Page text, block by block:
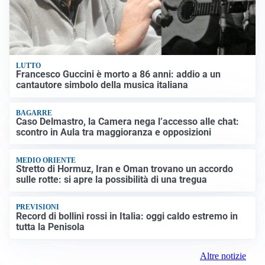
LUTTO
Francesco Guccini è morto a 86 anni: addio a un
cantautore simbolo della musica italiana
BAGARRE
Caso Delmastro, la Camera nega l’accesso alle chat:
scontro in Aula tra maggioranza e opposizioni
MEDIO ORIENTE
Stretto di Hormuz, Iran e Oman trovano un accordo
sulle rotte: si apre la possibilità di una tregua
PREVISIONI
Record di bollini rossi in Italia: oggi caldo estremo in
tutta la Penisola
Altre notizie